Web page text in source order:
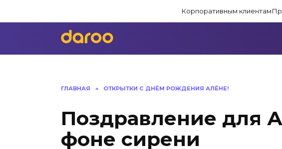
Корпоративным клиентам
ГЛАВНАЯ » ОТКРЫТКИ С ДНЁМ РОЖДЕНИЯ АЛЁНЕ!
Поздравление для
фоне сирени